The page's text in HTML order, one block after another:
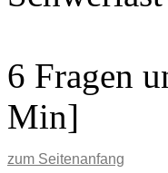
6 Fragen
Min]
zum Seitenanfang